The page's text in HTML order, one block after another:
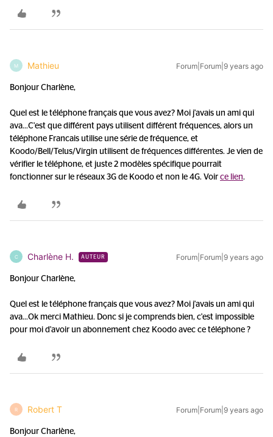
M Mathieu Forum|Forum|9 years ago
Bonjour Charlène,
Quel est le téléphone français que vous avez? Moi j'avais un ami qui
ava...C'est que différent pays utilisent différent fréquences, alors un
téléphone Francais utilise une série de fréquence, et
Koodo/Bell/Telus/Virgin utilisent de fréquences différentes. Je vien de
vérifier le téléphone, et juste 2 modèles spécifique pourrait
fonctionner sur le réseaux 3G de Koodo et non le 4G. Voir ce lien.
C Charlène H. AUTEUR Forum|Forum|9 years ago
Bonjour Charlène,
Quel est le téléphone français que vous avez? Moi j'avais un ami qui
ava...Ok merci Mathieu. Donc si je comprends bien, c'est impossible
pour moi d'avoir un abonnement chez Koodo avec ce téléphone ?
R Robert T Forum|Forum|9 years ago
Bonjour Charlène,